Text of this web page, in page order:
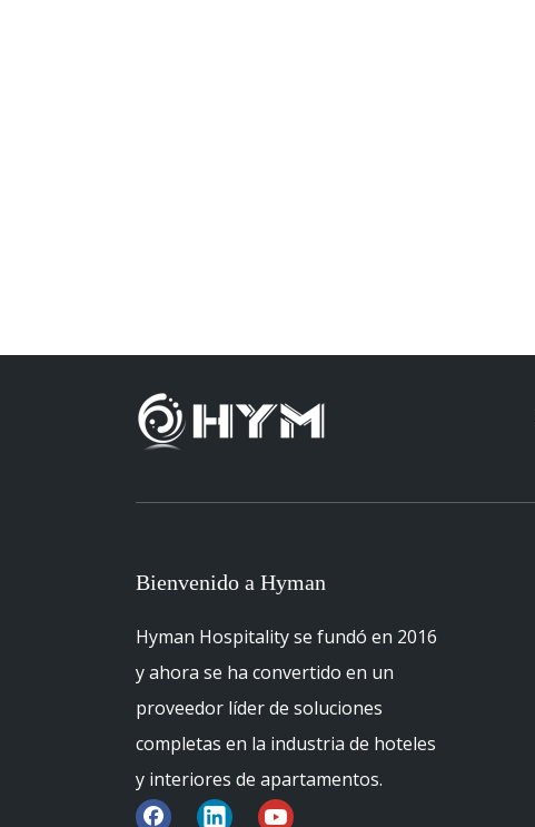
Bienvenido a Hyman
Hyman Hospitality se fundó en 2016
y ahora se ha convertido en un
proveedor líder de soluciones
completas en la industria de hoteles
y interiores de apartamentos.